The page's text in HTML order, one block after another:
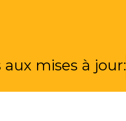
mises à jour: